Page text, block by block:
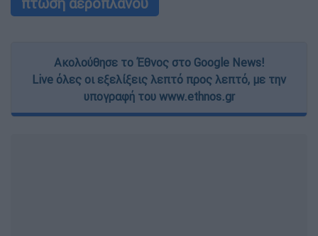
Ακολούθησε το Έθνος στο Google News!
Live όλες οι εξελίξεις λεπτό προς λεπτό, με την
υπογραφή του www.ethnos.gr